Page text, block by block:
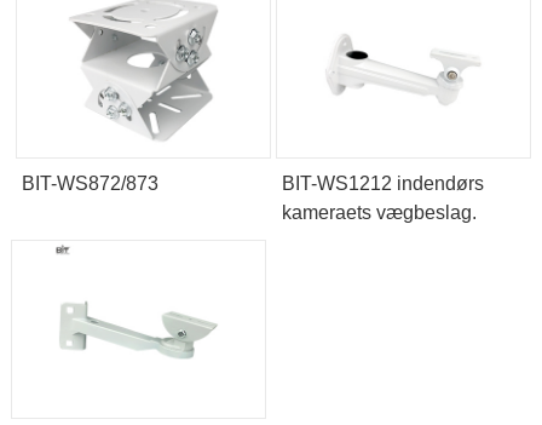
BIT-WS872/873
BIT-WS1212 indendørs
kameraets vægbeslag.